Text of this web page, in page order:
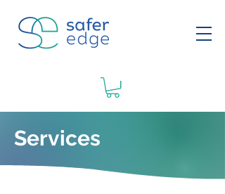
Services